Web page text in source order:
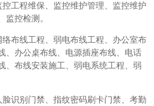
工程维保、监控维护管理、监控维护
监控检测。
布线工程、弱电布线工程、办公室布
、办公桌布线、电源插座布线、电话
、布线安装施工、弱电系统工程、弱
识别门禁、指纹密码刷卡门禁、考勤